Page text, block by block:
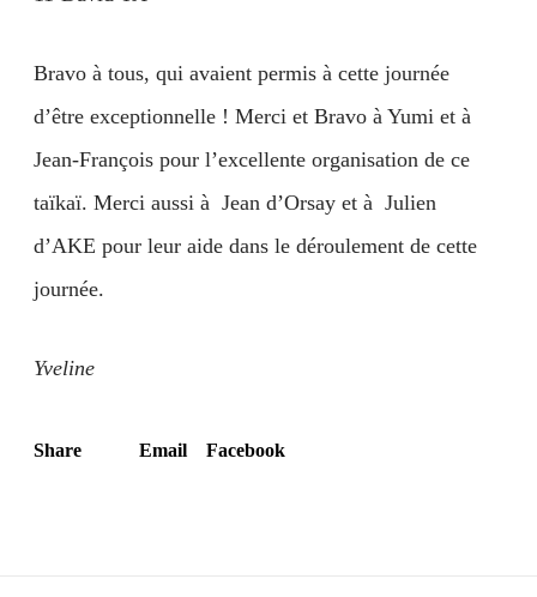
Bravo à tous, qui avaient permis à cette journée
d’être exceptionnelle ! Merci et Bravo à Yumi et à
Jean-François pour l’excellente organisation de ce
taïkaï. Merci aussi à Jean d’Orsay et à Julien
d’AKE pour leur aide dans le déroulement de cette
journée.
Yveline
Share Email Facebook